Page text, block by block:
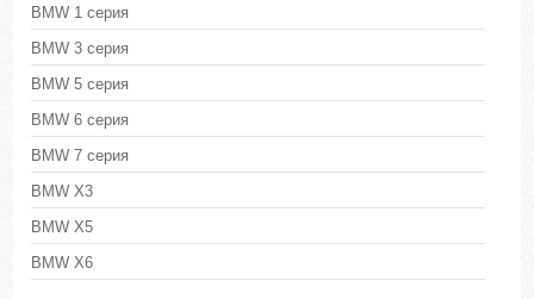
BMW 1 серия
BMW 3 серия
BMW 5 серия
BMW 6 серия
BMW 7 серия
BMW X3
BMW X5
BMW X6